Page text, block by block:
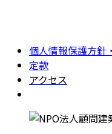
個人情報保護方針
定款
アクセス